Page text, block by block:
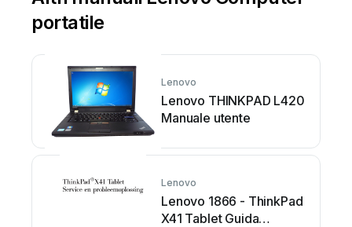
portatile
Lenovo
Lenovo THINKPAD L420
Manuale utente
Lenovo
Lenovo 1866 - ThinkPad
X41 Tablet Guida